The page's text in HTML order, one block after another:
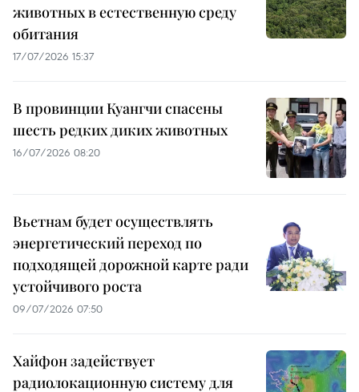
животных в естественную среду
обитания
17/07/2026 15:37
В провинции Куангчи спасены
шесть редких диких животных
16/07/2026 08:20
Вьетнам будет осуществлять
энергетический переход по
подходящей дорожной карте ради
устойчивого роста
09/07/2026 07:50
Хайфон задействует
радиолокационную систему для